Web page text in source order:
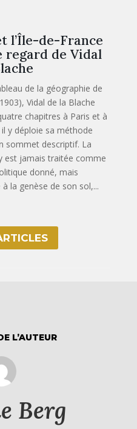
l’Île-de-France
regard de Vidal
de la géographie de
Vidal de la Blache
chapitres à Paris et à
y déploie sa méthode
sommet descriptif. La
est jamais traitée comme
donné, mais
la genèse de son sol,...
L’AUTEUR
Berg